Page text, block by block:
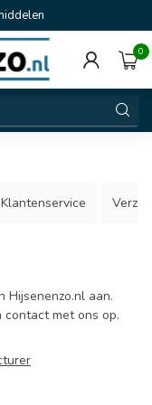
0
Klantenservice
Hijsenenzo.nl aan.
met ons op.